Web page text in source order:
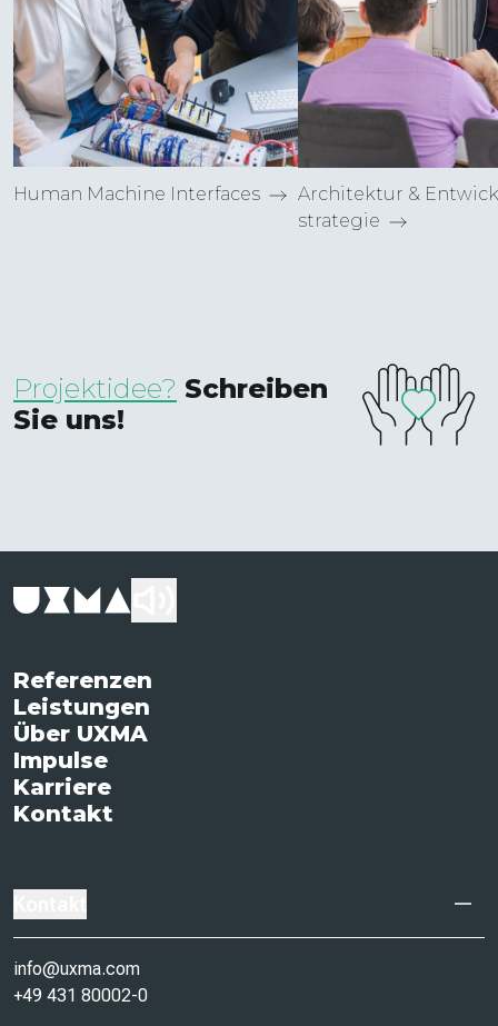
Human Machine Interfaces
Architektur &
strategie
Projektidee? Schreiben
Sie uns!
Referenzen
Leistungen
Über UXMA
Impulse
Karriere
Kontakt
info@uxma.com
+49 431 80002-0